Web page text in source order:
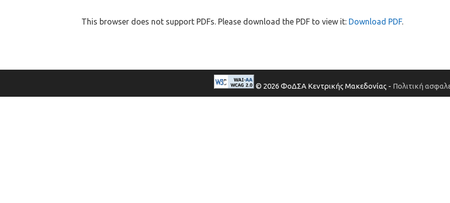
This browser does not support PDFs. Please download the PDF to view it: Download PDF.
© 2026 ΦοΔΣΑ Κεντρικής Μακεδονίας - Πολιτική